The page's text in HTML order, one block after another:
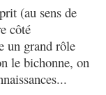
(au sens de
côté
un grand rôle
le bichonne, on